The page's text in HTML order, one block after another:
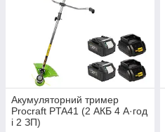
Акумуляторний тример
Procraft PTA41 (2 АКБ 4 А·год
і 2 ЗП)